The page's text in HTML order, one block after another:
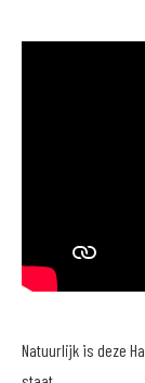
Natuurlijk is deze